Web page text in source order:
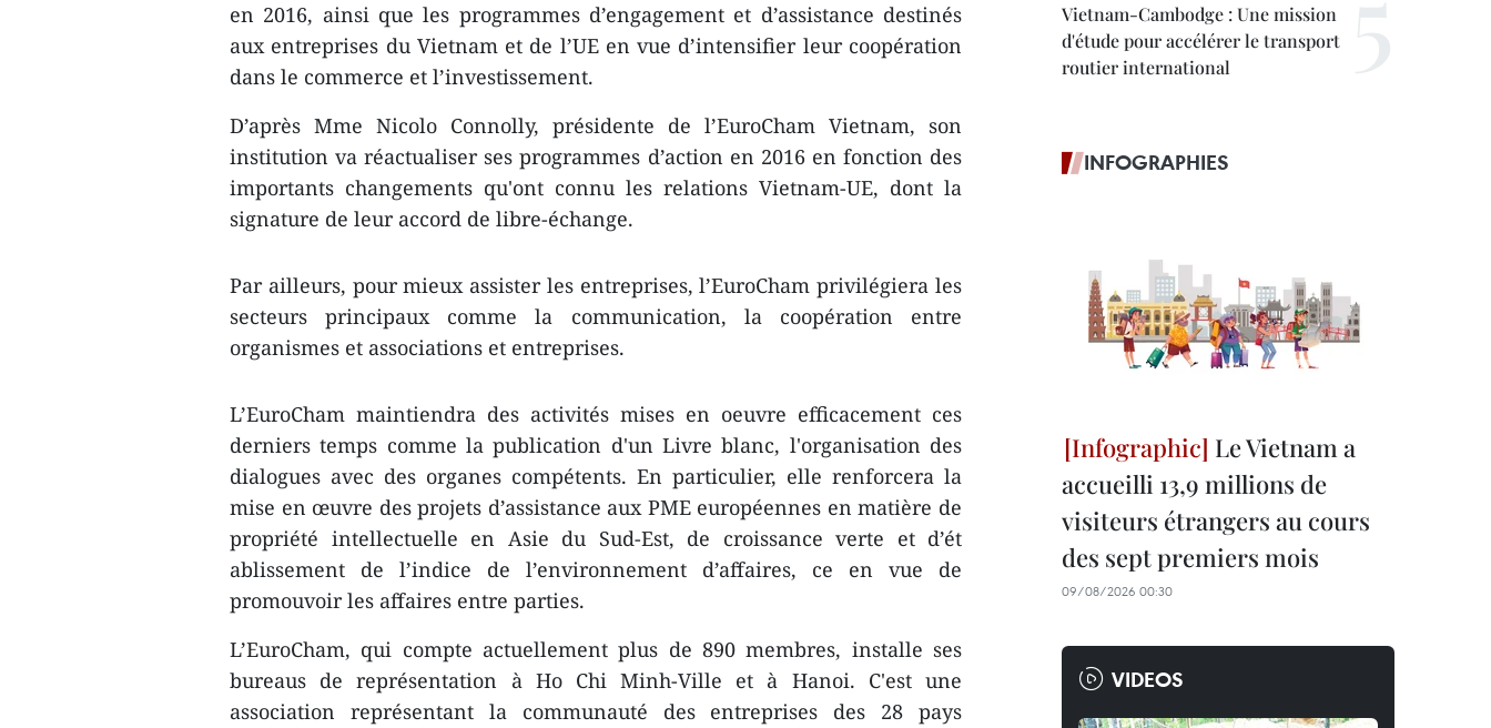
en 2016, ainsi que les programmes d’engagement et d’assistance destinés
aux entreprises du Vietnam et de l’UE en vue d’intensifier leur coopération
dans le commerce et l’investissement.
D’après Mme Nicolo Connolly, présidente de l’EuroCham Vietnam, son
institution va ​réactualiser ses programmes d’action en 2016 en ​fonction des
importants changements qu'ont connu les relations Vietnam-UE, dont la
signature de leur accord de libre-échange.
Par ailleurs, pour mieux assister les entreprises, l’EuroCham ​privilégiera les
secteurs principaux comme ​la communication, la coopération entre
organismes et associations et entreprises.
L’EuroCham​ maint​iendra des activités mises en oeuvre efficacement ces
derniers temps comme la publication d'un Livre blanc, ​l'organisation des
dialogues avec des organes compétents. En particulier, elle renforcera la
mise en œuvre des projets d’assistance aux PME ​européennes en matière de
propriété intellectuelle en Asie du Sud-Est, de croissance verte et d’​ét​
ablissement ​de l’indice de l’environnement d’affaires, ce en vue de
promouvoir les ​affaires entre parties.
L’EuroCham, qui compte actuellement plus de 890 membres, ​​installe ​ses
bureaus de représentation à Ho Chi Minh-Ville et à Hanoi. ​C'est une
association représentant la communauté des entreprises des 28 pays
Vietnam-Cambodge : Une mission
d'étude pour accélérer le transport
routier international
INFOGRAPHIES
Le Vietnam a
accueilli 13,9 millions de
visiteurs étrangers au cours
des sept premiers mois
09/08/2026 00:30
VIDEOS